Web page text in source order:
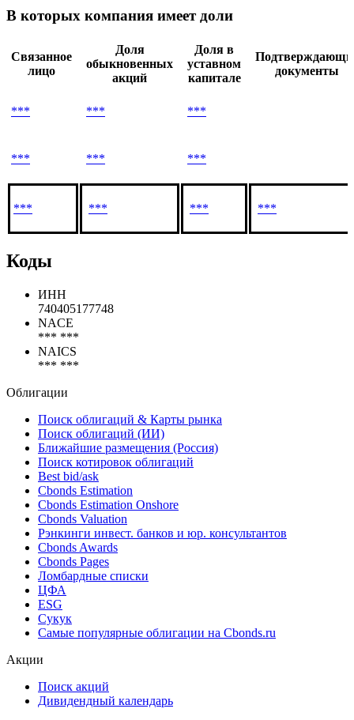
В которых компания имеет доли
Связанное
лицо
Доля
обыкновенных
акций
Доля в
уставном
капитале
документы
*** *** ***
*** *** ***
*** *** *** ***
Коды
ИНН
740405177748
NACE
*** ***
NAICS
*** ***
Облигации
Поиск облигаций & Карты рынка
Поиск облигаций (ИИ)
Ближайшие размещения (Россия)
Поиск котировок облигаций
Best bid/ask
Cbonds Estimation
Cbonds Estimation Onshore
Cbonds Valuation
Рэнкинги инвест. банков и юр. консультантов
Cbonds Awards
Cbonds Pages
Ломбардные списки
ЦФА
ESG
Сукук
Самые популярные облигации на Cbonds.ru
Акции
Поиск акций
Дивидендный календарь